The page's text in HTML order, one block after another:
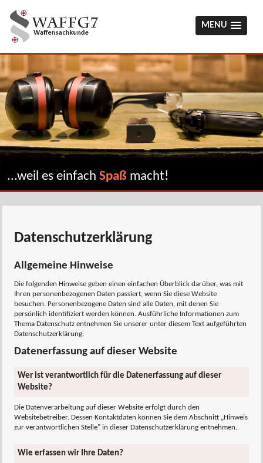
MENU
...weil es einfach Spaßmacht!
Datenschutzerklärung
Allgemeine Hinweise
Die folgenden Hinweise geben einen einfachen Überblick darüber, was mit
Ihren personenbezogenen Daten passiert, wenn Sie diese Website
besuchen. Personenbezogene Daten sind alle Daten, mit denen Sie
persönlich identifiziert werden können. Ausführliche Informationen zum
Thema Datenschutz entnehmen Sie unserer unter diesem Text aufgeführten
Datenschutzerklärung.
Datenerfassung auf dieser Website
Wer ist verantwortlich für die Datenerfassung auf dieser
Website?
Die Datenverarbeitung auf dieser Website erfolgt durch den
Websitebetreiber. Dessen Kontaktdaten können Sie dem Abschnitt „Hinweis
zur verantwortlichen Stelle" in dieser Datenschutzerklärung entnehmen.
Wie erfassen wir Ihre Daten?